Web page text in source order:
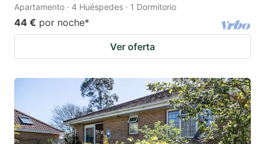
Apartamento · 4 Huéspedes · 1 Dormitorio
44 € por noche*
Ver oferta